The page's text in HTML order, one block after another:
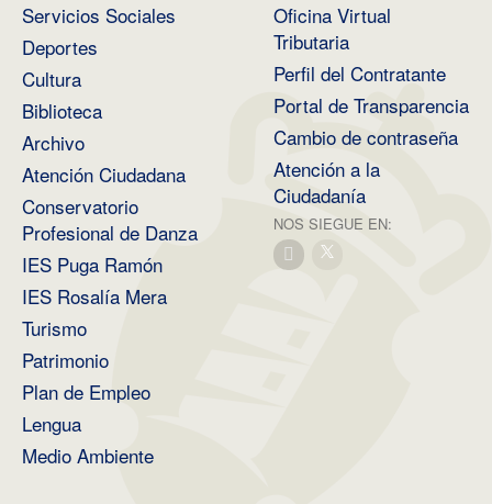
Servicios Sociales
Deportes
Cultura
Biblioteca
Archivo
Atención Ciudadana
Conservatorio
Profesional de Danza
IES Puga Ramón
IES Rosalía Mera
Turismo
Patrimonio
Plan de Empleo
Lengua
Medio Ambiente
Oficina Virtual
Tributaria
Perfil del Contratante
Portal de Transparencia
Cambio de contraseña
Atención a la
Ciudadanía
NOS SIEGUE EN: